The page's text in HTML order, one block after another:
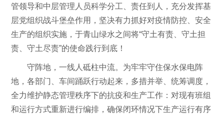
管领导和中层管理人员科学分工、责任到人，充分发挥基
层党组织战斗堡垒作用，坚决有力抓好对疫情防控、安全
生产的组织实施，于青山绿水之间将“守土有责、守土担
责、守土尽责”的使命践行到底！
守阵地，一线人砥柱中流。为牢牢守住保水保电阵
地，各部门、车间踊跃行动起来，多措并举、统筹调度，
全力维护静态管理秩序下的抗疫和生产工作：对现有班组
和运行方式重新进行编排，确保闭环情况下生产运行有序